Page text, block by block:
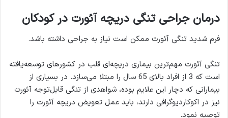
درمان جراحی تنگی دریچه آئورت در کودکان
فرم شدید تنگی آئورت ممکن است نیاز به جراحی داشته باشد.
تنگی‌ آئورت مهم‌ترین بیماری دریچه‌ای قلب در کشورهای توسعه‌یافته
است که 3 از افراد بالای 65 سال را مبتلا می‌سازد. در بسیاری از
بیمارانی که دچار این علایم بوده، شواهدی از تنگی قابل‌توجه آئورت
نیز در اکوکاردیوگرافی دارند، باید عمل تعویض دریچه آئورت را
توصیه نمود.